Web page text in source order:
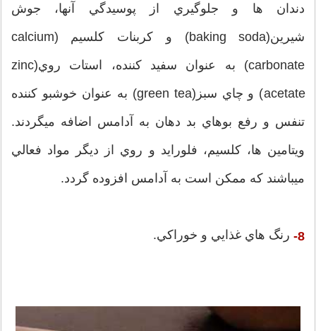
دندان ها و جلوگيري از پوسيدگي آنها، جوش
شيرين(baking soda) و كربنات كلسيم (calcium
carbonate) به عنوان سفيد كننده، استات روي(zinc
acetate) و چاي سبز(green tea) به عنوان خوشبو كننده
تنفس و رفع بوهاي بد دهان به آدامس اضافه ميگردند.
ويتامين ها، كلسيم، فلورايد و روي از ديگر مواد فعالي
ميباشند كه ممكن است به آدامس افزوده گردد.
8- رنگ هاي غذايي و خوراكي.